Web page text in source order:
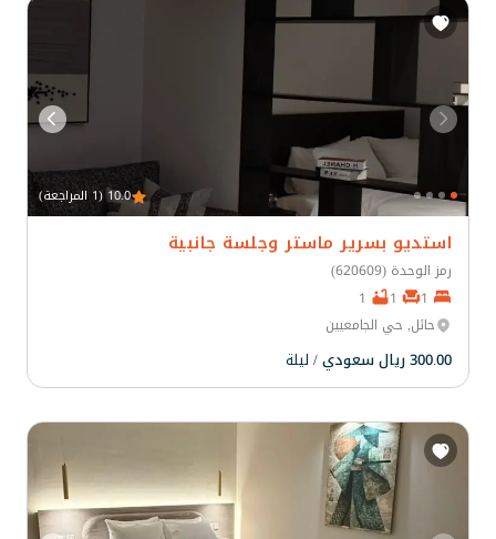
10.0 (1 المراجعة)
استديو بسرير ماستر وجلسة جانبية
رمز الوحدة (620609)
حائل, حي الجامعيين
300.00 ريال سعودي / ليلة